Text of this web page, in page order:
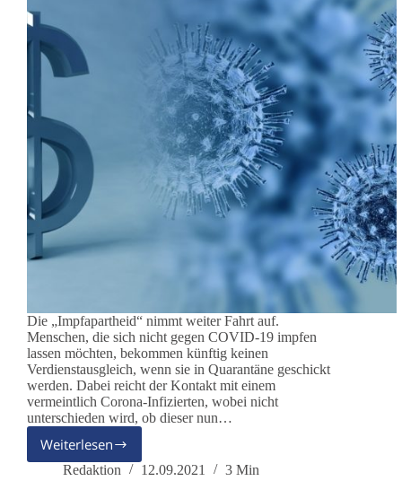
Die „Impfapartheid“ nimmt weiter Fahrt auf.
Menschen, die sich nicht gegen COVID-19 impfen
lassen möchten, bekommen künftig keinen
Verdienstausgleich, wenn sie in Quarantäne geschickt
werden. Dabei reicht der Kontakt mit einem
vermeintlich Corona-Infizierten, wobei nicht
unterschieden wird, ob dieser nun…
Weiterlesen„Menschen
dürfen
Redaktion 12.09.2021 3 Min